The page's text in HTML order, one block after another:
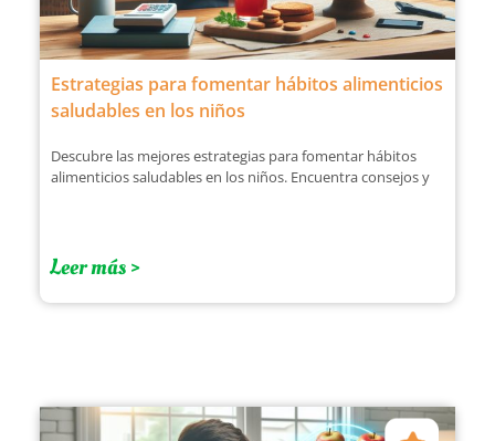
Estrategias para fomentar hábitos alimenticios
saludables en los niños
Descubre las mejores estrategias para fomentar hábitos
alimenticios saludables en los niños. Encuentra consejos y
Leer más >